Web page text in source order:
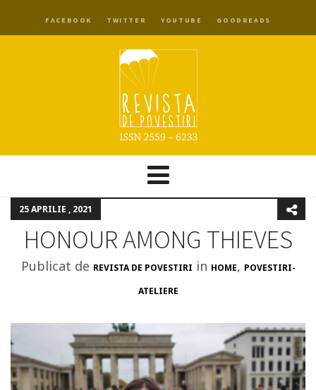
FACEBOOK TWITTER YOUTUBE GOODREADS
25 APRILIE , 2021
HONOUR AMONG THIEVES
Publicat de REVISTA DE POVESTIRI in HOME, POVESTIRI-
ATELIERE